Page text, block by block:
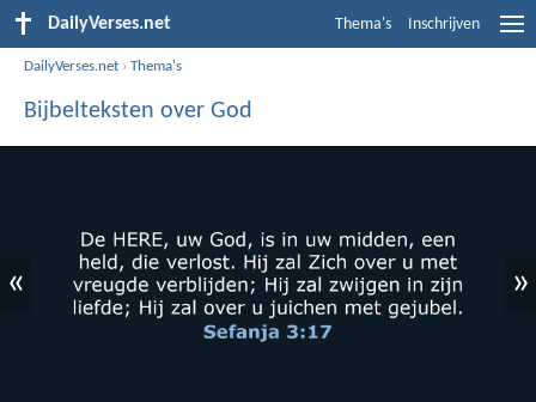
DailyVerses.net Thema's Inschrijven
DailyVerses.net ›Thema's
Bijbelteksten over God
« »